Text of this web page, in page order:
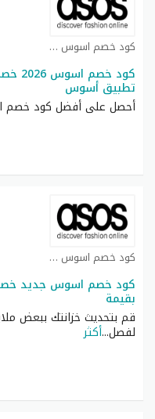
كود خصم اسوس كوبون
تطبيق أسوس
أحصل على أفضل كود خصم اسوس 2026 خصم
كود خصم اسوس كوبون
بقيمة
قم بتحديث خزانتك ببعض
لفصل...أكثر